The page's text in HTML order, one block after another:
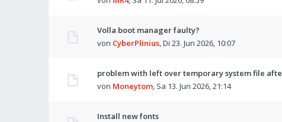
Volla boot manager faulty?
von CyberPlinius,Di 23. Jun 2026, 10:07
problem with left over temporary system file
von Moneytom, Sa 13. Jun 2026, 21:14
Install new fonts